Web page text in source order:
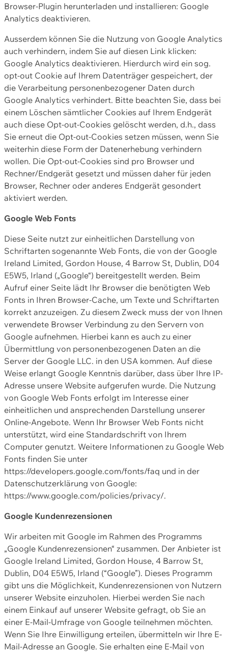
Browser-Plugin herunterladen und installieren: Google
Analytics deaktivieren.
Ausserdem können Sie die Nutzung von Google Analytics
auch verhindern, indem Sie auf diesen Link klicken:
Google Analytics deaktivieren. Hierdurch wird ein sog.
opt-out Cookie auf Ihrem Datenträger gespeichert, der
die Verarbeitung personenbezogener Daten durch
Google Analytics verhindert. Bitte beachten Sie, dass bei
einem Löschen sämtlicher Cookies auf Ihrem Endgerät
auch diese Opt-out-Cookies gelöscht werden, d.h., dass
Sie erneut die Opt-out-Cookies setzen müssen, wenn Sie
weiterhin diese Form der Datenerhebung verhindern
wollen. Die Opt-out-Cookies sind pro Browser und
Rechner/Endgerät gesetzt und müssen daher für jeden
Browser, Rechner oder anderes Endgerät gesondert
aktiviert werden.
Google Web Fonts
Diese Seite nutzt zur einheitlichen Darstellung von
Schriftarten sogenannte Web Fonts, die von der Google
Ireland Limited, Gordon House, 4 Barrow St, Dublin, D04
E5W5, Irland („Google“) bereitgestellt werden. Beim
Aufruf einer Seite lädt Ihr Browser die benötigten Web
Fonts in Ihren Browser-Cache, um Texte und Schriftarten
korrekt anzuzeigen. Zu diesem Zweck muss der von Ihnen
verwendete Browser Verbindung zu den Servern von
Google aufnehmen. Hierbei kann es auch zu einer
Übermittlung von personenbezogenen Daten an die
Server der Google LLC. in den USA kommen. Auf diese
Weise erlangt Google Kenntnis darüber, dass über Ihre IP-
Adresse unsere Website aufgerufen wurde. Die Nutzung
von Google Web Fonts erfolgt im Interesse einer
einheitlichen und ansprechenden Darstellung unserer
Online-Angebote. Wenn Ihr Browser Web Fonts nicht
unterstützt, wird eine Standardschrift von Ihrem
Computer genutzt. Weitere Informationen zu Google Web
Fonts finden Sie unter
https://developers.google.com/fonts/faq und in der
Datenschutzerklärung von Google:
https://www.google.com/policies/privacy/.
Google Kundenrezensionen
Wir arbeiten mit Google im Rahmen des Programms
„Google Kundenrezensionen“ zusammen. Der Anbieter ist
Google Ireland Limited, Gordon House, 4 Barrow St,
Dublin, D04 E5W5, Irland (“Google”). Dieses Programm
gibt uns die Möglichkeit, Kundenrezensionen von Nutzern
unserer Website einzuholen. Hierbei werden Sie nach
einem Einkauf auf unserer Website gefragt, ob Sie an
einer E-Mail-Umfrage von Google teilnehmen möchten.
Wenn Sie Ihre Einwilligung erteilen, übermitteln wir Ihre E-
Mail-Adresse an Google. Sie erhalten eine E-Mail von